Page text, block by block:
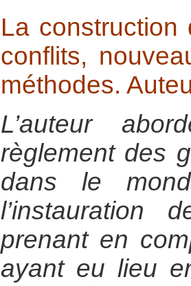
La
conflits,
méthodes.
L’auteur
règlement des
dans le
prenant en
ayant eu lieu